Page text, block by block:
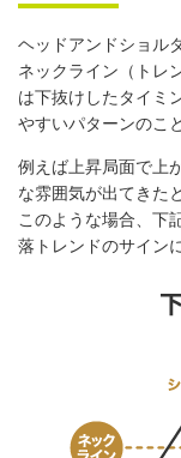
ヘッドアンドショル
ネックライン（トレ
は下抜けしたタイミ
やすいパターンのこ
例えば上昇局面で上
な雰囲気が出てきた
このような場合、下
落トレンドのサイン